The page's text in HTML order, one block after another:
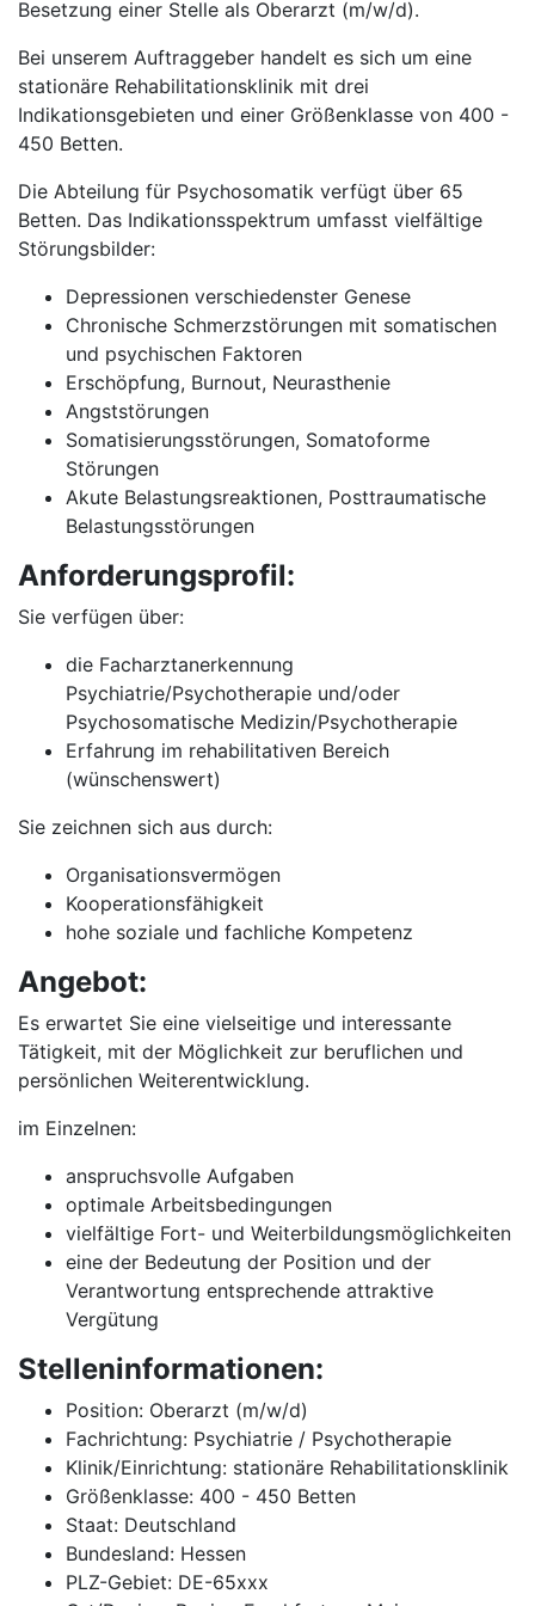
Besetzung einer Stelle als Oberarzt (m/w/d).
Bei unserem Auftraggeber handelt es sich um eine
stationäre Rehabilitationsklinik mit drei
Indikationsgebieten und einer Größenklasse von 400 -
450 Betten.
Die Abteilung für Psychosomatik verfügt über 65
Betten. Das Indikationsspektrum umfasst vielfältige
Störungsbilder:
Depressionen verschiedenster Genese
Chronische Schmerzstörungen mit somatischen
und psychischen Faktoren
Erschöpfung, Burnout, Neurasthenie
Angststörungen
Somatisierungsstörungen, Somatoforme
Störungen
Akute Belastungsreaktionen, Posttraumatische
Belastungsstörungen
Anforderungsprofil:
Sie verfügen über:
die Facharztanerkennung
Psychiatrie/Psychotherapie und/oder
Psychosomatische Medizin/Psychotherapie
Erfahrung im rehabilitativen Bereich
(wünschenswert)
Sie zeichnen sich aus durch:
Organisationsvermögen
Kooperationsfähigkeit
hohe soziale und fachliche Kompetenz
Angebot:
Es erwartet Sie eine vielseitige und interessante
Tätigkeit, mit der Möglichkeit zur beruflichen und
persönlichen Weiterentwicklung.
im Einzelnen:
anspruchsvolle Aufgaben
optimale Arbeitsbedingungen
vielfältige Fort- und Weiterbildungsmöglichkeiten
eine der Bedeutung der Position und der
Verantwortung entsprechende attraktive
Vergütung
Stelleninformationen:
Position: Oberarzt (m/w/d)
Fachrichtung: Psychiatrie / Psychotherapie
Klinik/Einrichtung: stationäre Rehabilitationsklinik
Größenklasse: 400 - 450 Betten
Staat: Deutschland
Bundesland: Hessen
PLZ-Gebiet: DE-65xxx